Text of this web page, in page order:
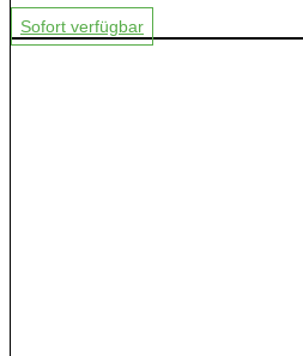
Sofort verfügbar